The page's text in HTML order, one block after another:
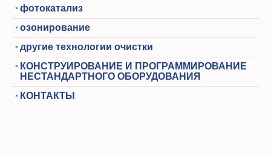
фотокатализ
озонирование
другие технологии очистки
КОНСТРУИРОВАНИЕ И ПРОГРАММИРОВАНИЕ
НЕСТАНДАРТНОГО ОБОРУДОВАНИЯ
КОНТАКТЫ